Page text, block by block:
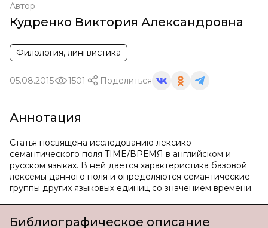
Автор
Кудренко Виктория Александровна
Филология, лингвистика
05.08.2015 1501 Поделиться
Аннотация
Статья посвящена исследованию лексико-
семантического поля TIME/ВРЕМЯ в английском и
русском языках. В ней дается характеристика базовой
лексемы данного поля и определяются семантические
группы других языковых единиц со значением времени.
Библиографическое описание